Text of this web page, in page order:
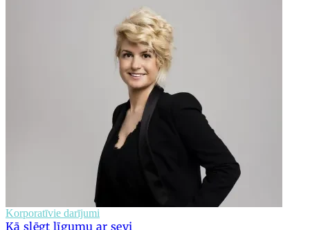
Korporatīvie darījumi
Kā slēgt līgumu ar sevi